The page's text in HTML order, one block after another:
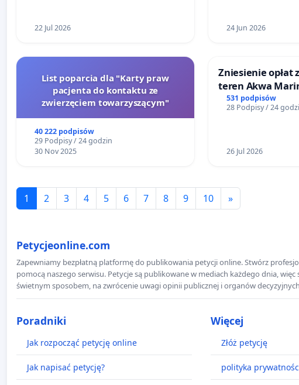
22 Jul 2026 24 Jun 2026
List poparcia dla "Karty praw
pacjenta do kontaktu ze
zwierzęciem towarzyszącym"
40 222 podpisów
29 Podpisy / 24 godzin
30 Nov 2025
Zniesienie opłat
teren Akwa
dostęp do
mieszkańców
531 podpisów
28 Podpisy / 24
26 Jul 2026
1 2 3 4 5 6 7 8 9 10 »
Petycjeonline.com
Zapewniamy bezpłatną platformę do publikowania petycji online. Stwórz
pomocą naszego serwisu. Petycje są publikowane w mediach każdego dnia,
świetnym sposobem, na zwrócenie uwagi opinii publicznej i organów
Poradniki
Jak rozpocząć petycję online
Jak napisać petycję?
Więcej
Złóż petycję
polityka